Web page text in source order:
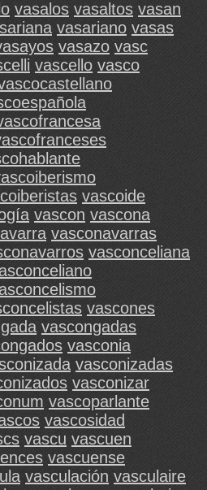
vasalos vasaltos vasan
vasariano vasas
vasazo vasc
vascello vasco
vascoide
vascon vascona
vasconavarras
vasconceliana
vascones
vascongadas
vasconia
vasconizadas
vasconizar
vascoparlante
vascosidad
vascu vascuen
vascuense
vasculación vasculaire